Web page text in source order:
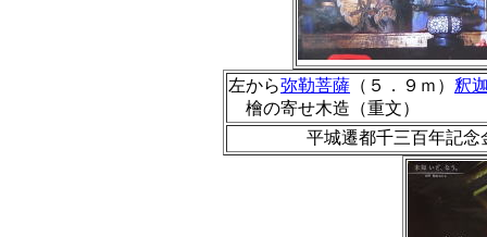
左から弥勒菩薩 （５．９ｍ） 釈
檜の寄せ木造（重文）
平城遷都千三百年記